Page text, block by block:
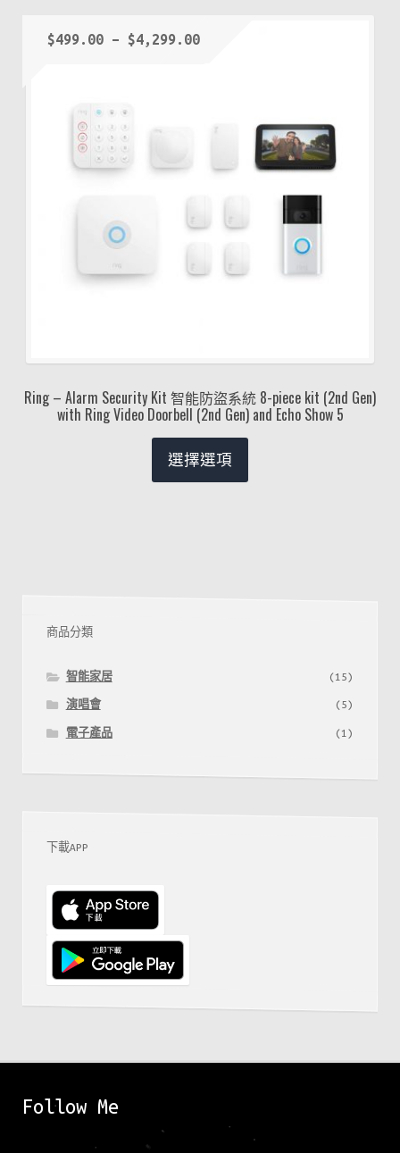
Ring – Alarm Security Kit 智能防盜系統 8-piece kit (2nd Gen)
with Ring Video Doorbell (2nd Gen) and Echo Show 5
$499.00 – $4,299.00
選擇選項
商品分類
智能家居 (15)
演唱會 (5)
電子產品 (1)
下載APP
Follow Me